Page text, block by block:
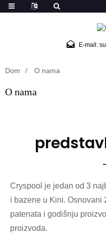
E-mail:
Dom O nama
O nama
Cryspool je jedan od 3
i bazene u Kini. Osnovani
patenata i godišnju
proizvoda.